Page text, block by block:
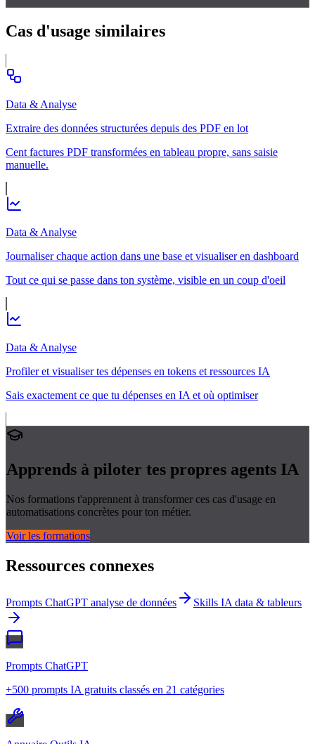
Cas d'usage similaires
Data & Analyse
Extraire des données structurées depuis des PDF en lot
Cent factures PDF transformées en tableau propre, sans saisie
manuelle.
Data & Analyse
Journaliser chaque action dans une base et visualiser en dashboard
Tout ce qui se passe dans ton système, visible en un coup d'oeil
Data & Analyse
Profiler et visualiser tes dépenses en tokens et ressources IA
Sais exactement ce que tu dépenses en IA et où optimiser
Apprends à piloter tes propres agents IA
Nos formations t'apprennent à transformer ces cas d'usage en
automatisations concrètes pour ton métier.
Voir les formations
Ressources connexes
Prompts ChatGPT analyse de données Skills IA data & tableurs
Prompts ChatGPT
+500 prompts IA gratuits classés en 21 catégories